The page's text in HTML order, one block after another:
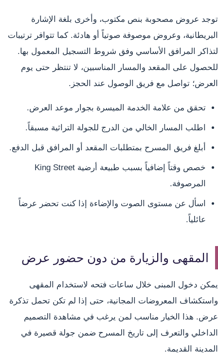
توجد عروض مصحوبة بنص مكتوب، وأخرى بلغة الإشارة
البريطانية، وعروض موصوفة صوتياً أو هادئة. كما تتوافر ترتيبات
لتذاكر المرافق الأساسي وفق شروط التسجيل المعمول بها.
للحصول على المقعد والمسار المناسبين، لا تنتظر حتى يوم
العرض؛ تواصل مع فريق الوصول عند الحجز.
تحقق من علامة الخدمة الميسرة بجوار موعد العرض.
اطلب المسار الخالي من الدرج للجولة التراثية مسبقاً.
أبلغ فريق المسرح بمتطلبات المقعد أو المرافق قبل الدفع.
خصص وقتاً إضافياً بسبب طبيعة أرضية King Street
المرصوفة.
اسأل عن مستوى الصوت والإضاءة إذا كنت تحضر عرضاً
عائلياً.
المقهى والزيارة من دون حضور عرض
يمكن دخول المبنى خلال ساعات فتحه لاستخدام المقهى
واستكشاف المعروضات المجانية، حتى إذا لم تكن تحمل تذكرة
عرض. هذا الخيار مناسب لمن يرغب في مشاهدة التصميم
الداخلي والتعرف إلى تاريخ المسرح ضمن جولة قصيرة في
المدينة القديمة.